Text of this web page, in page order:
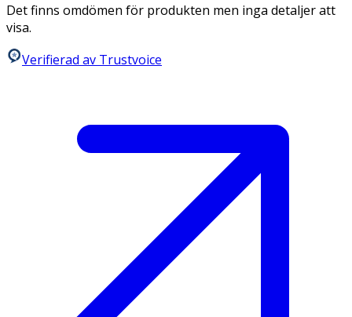
Det finns omdömen för produkten men inga detaljer att
visa.
Verifierad av Trustvoice